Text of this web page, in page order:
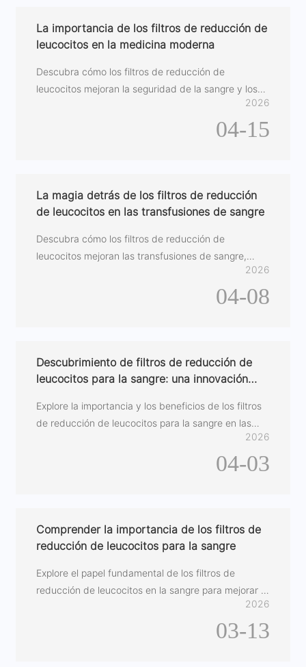
La importancia de los filtros de reducción de
leucocitos en la medicina moderna
Descubra cómo los filtros de reducción de
leucocitos mejoran la seguridad de la sangre y los
resultados en los pacientes en el ámbito sanitario.2026
04-15
La magia detrás de los filtros de reducción
de leucocitos en las transfusiones de sangre
Descubra cómo los filtros de reducción de
leucocitos mejoran las transfusiones de sangre,
2026
04-08
Descubrimiento de filtros de reducción de
leucocitos para la sangre: una innovación
Explore la importancia y los beneficios de los filtros
de reducción de leucocitos para la sangre en las
2026
04-03
Comprender la importancia de los filtros de
reducción de leucocitos para la sangre
Explore el papel fundamental de los filtros de
reducción de leucocitos en la sangre para mejorar la
2026
03-13